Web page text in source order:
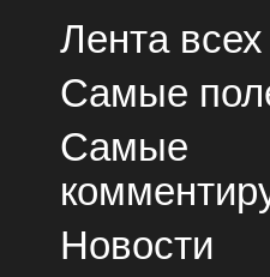
Лента всех
Самые
Самые
Новости